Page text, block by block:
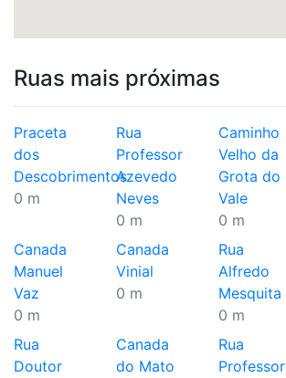
Ruas mais próximas
Praceta
dos
Descobrimentos
0 m
Rua
Professor
Azevedo
Neves
0 m
Caminho
Velho da
Grota do
Vale
0 m
Canada
Manuel
Vaz
0 m
Canada
Vinial
0 m
Rua
Alfredo
Mesquita
0 m
Rua
Doutor
Canada
do Mato
Rua
Professor